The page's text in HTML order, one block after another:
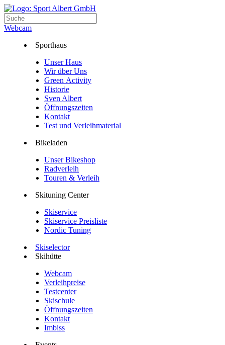
Webcam
Sporthaus
Unser Haus
Wir über Uns
Green Activity
Historie
Sven Albert
Öffnungszeiten
Kontakt
Test und Verleihmaterial
Bikeladen
Unser Bikeshop
Radverleih
Touren & Verleih
Skituning Center
Skiservice
Skiservice Preisliste
Nordic Tuning
Skiselector
Skihütte
Webcam
Verleihpreise
Testcenter
Skischule
Öffnungszeiten
Kontakt
Imbiss